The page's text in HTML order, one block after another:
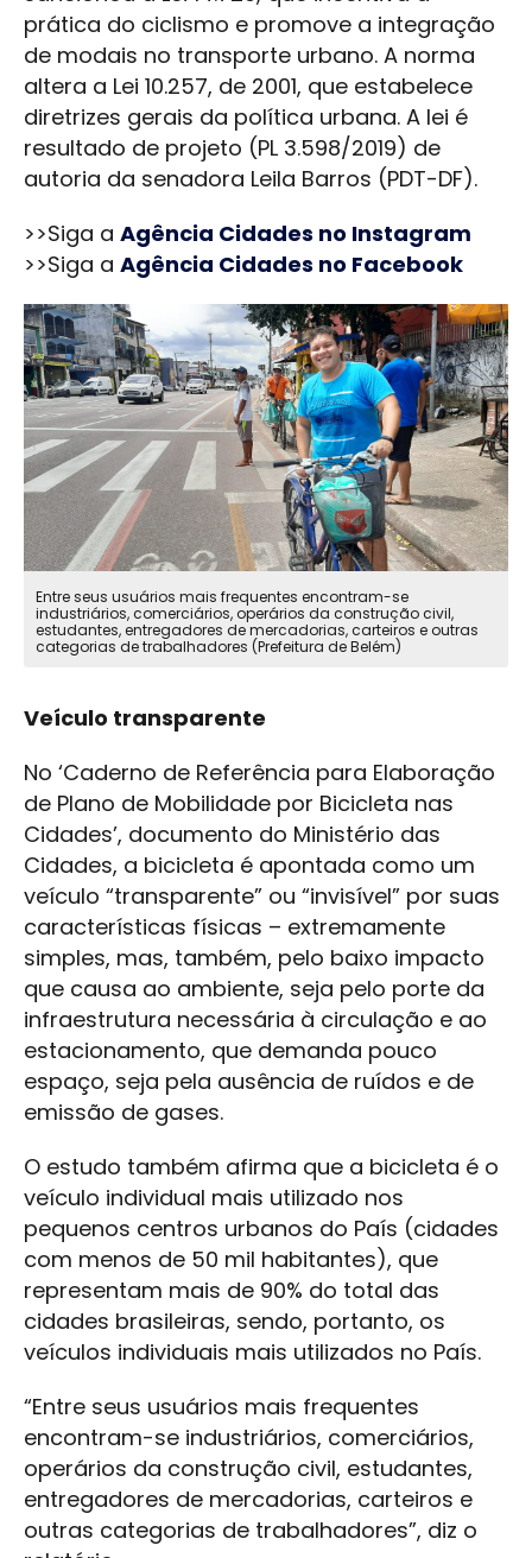
prática do ciclismo e promove a integração
de modais no transporte urbano. A norma
altera a Lei 10.257, de 2001, que estabelece
diretrizes gerais da política urbana. A lei é
resultado de projeto (PL 3.598/2019) de
autoria da senadora Leila Barros (PDT-DF).
>>Siga a Agência Cidades no Instagram
>>Siga a Agência Cidades no Facebook
Entre seus usuários mais frequentes encontram-se
industriários, comerciários, operários da construção civil,
estudantes, entregadores de mercadorias, carteiros e outras
categorias de trabalhadores (Prefeitura de Belém)
Veículo transparente
No ‘Caderno de Referência para Elaboração
de Plano de Mobilidade por Bicicleta nas
Cidades’, documento do Ministério das
Cidades, a bicicleta é apontada como um
veículo “transparente” ou “invisível” por suas
características físicas – extremamente
simples, mas, também, pelo baixo impacto
que causa ao ambiente, seja pelo porte da
infraestrutura necessária à circulação e ao
estacionamento, que demanda pouco
espaço, seja pela ausência de ruídos e de
emissão de gases.
O estudo também afirma que a bicicleta é o
veículo individual mais utilizado nos
pequenos centros urbanos do País (cidades
com menos de 50 mil habitantes), que
representam mais de 90% do total das
cidades brasileiras, sendo, portanto, os
veículos individuais mais utilizados no País.
“Entre seus usuários mais frequentes
encontram-se industriários, comerciários,
operários da construção civil, estudantes,
entregadores de mercadorias, carteiros e
outras categorias de trabalhadores”, diz o